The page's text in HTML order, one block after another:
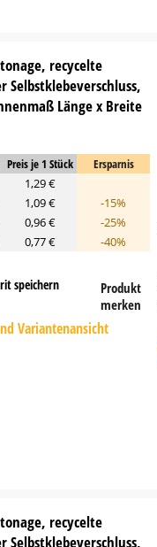
recycelte
Länge x Breite
Preis je 1 Stück
Ersparnis
1,29 €
1,09 €
-15%
0,96 €
-25%
0,77 € -40%
speichern
Button
Produkt
merken
Variantenansicht
recycelte